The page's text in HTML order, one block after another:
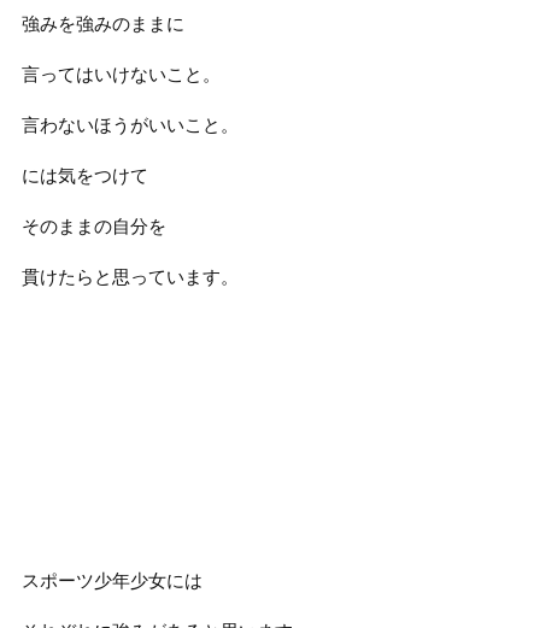
強みを強みのままに
言ってはいけないこと。
言わないほうがいいこと。
には気をつけて
そのままの自分を
貫けたらと思っています。
スポーツ少年少女には